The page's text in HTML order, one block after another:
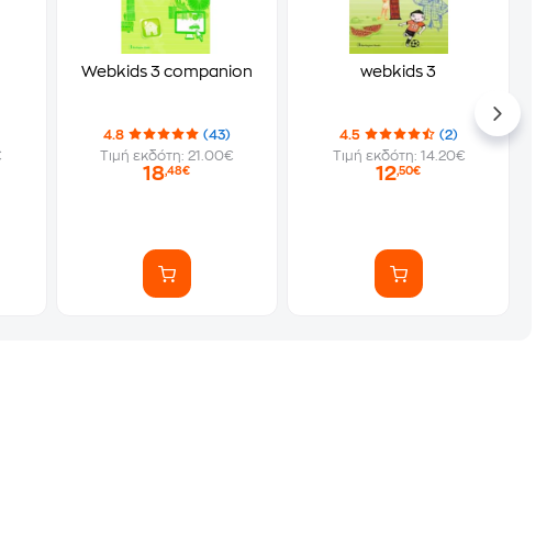
Webkids 3 companion
4.8
(43)
Τιμή εκδότη: 21.00€
18,48€
webkids 3
4.5
(2)
Τιμή εκδότη: 14.20€
12,50€